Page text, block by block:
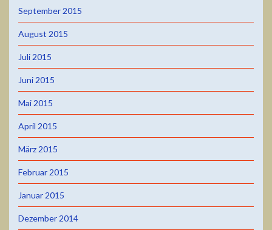
September 2015
August 2015
Juli 2015
Juni 2015
Mai 2015
April 2015
März 2015
Februar 2015
Januar 2015
Dezember 2014